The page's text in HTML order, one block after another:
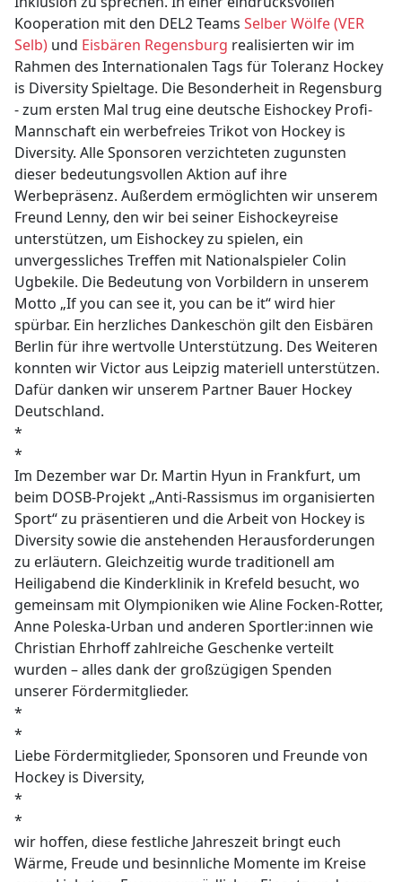
Kooperation mit den DEL2 TeamsSelber Wölfe (VER
Selb) und Eisbären Regensburg realisierten wir im
Rahmen des Internationalen Tags für Toleranz Hockey
is Diversity Spieltage. Die Besonderheit in Regensburg
- zum ersten Mal trug eine deutsche Eishockey Profi-
Mannschaft ein werbefreies Trikot von Hockey is
Diversity. Alle Sponsoren verzichteten zugunsten
dieser bedeutungsvollen Aktion auf ihre
Werbepräsenz. Außerdem ermöglichten wir unserem
Freund Lenny, den wir bei seiner Eishockeyreise
unterstützen, um Eishockey zu spielen, ein
unvergessliches Treffen mit Nationalspieler Colin
Ugbekile. Die Bedeutung von Vorbildern in unserem
Motto „If you can see it, you can be it“ wird hier
spürbar. Ein herzliches Dankeschön gilt den Eisbären
Berlin für ihre wertvolle Unterstützung. Des Weiteren
konnten wir Victor aus Leipzig materiell unterstützen.
Dafür danken wir unserem Partner Bauer Hockey
Deutschland.
*
*
Im Dezember war Dr. Martin Hyun in Frankfurt, um
beim DOSB-Projekt „Anti-Rassismus im organisierten
Sport“ zu präsentieren und die Arbeit von Hockey is
Diversity sowie die anstehenden Herausforderungen
zu erläutern. Gleichzeitig wurde traditionell am
Heiligabend die Kinderklinik in Krefeld besucht, wo
gemeinsam mit Olympioniken wie Aline Focken-Rotter,
Anne Poleska-Urban und anderen Sportler:innen wie
Christian Ehrhoff zahlreiche Geschenke verteilt
wurden – alles dank der großzügigen Spenden
unserer Fördermitglieder.
*
*
Liebe Fördermitglieder, Sponsoren und Freunde von
Hockey is Diversity,
*
*
wir hoffen, diese festliche Jahreszeit bringt euch
Wärme, Freude und besinnliche Momente im Kreise